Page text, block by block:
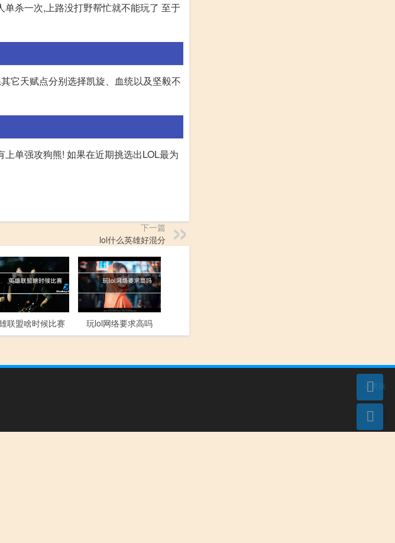
杀一次,上路没打野帮忙就不能玩了 至于
它天赋点分别选择凯旋、血统以及坚毅不
单强攻狗熊! 如果在近期挑选出LOL最为
下一篇
lol什么英雄好混分
联盟啥时候比赛 玩lol网络要求高吗
小男孩